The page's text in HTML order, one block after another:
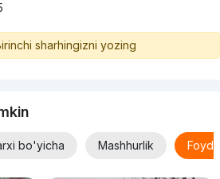
sharhingizni yozing
bo'yicha Mashhurlik